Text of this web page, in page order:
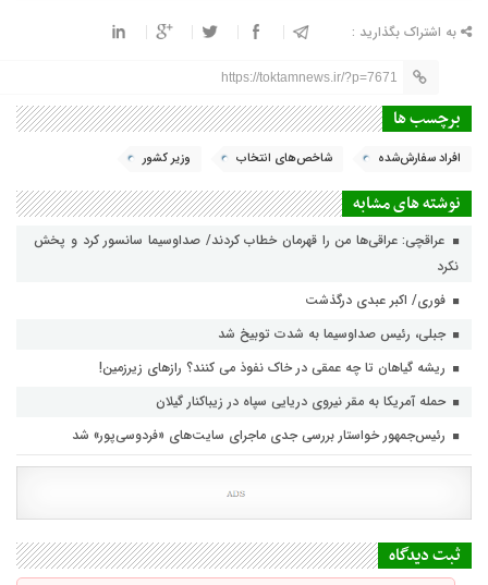
به اشتراک بگذارید :
https://toktamnews.ir/?p=7671
برچسب ها
افراد سفارش‌شده شاخص‌های انتخاب وزیر کشور
نوشته های مشابه
عراقچی: عراقی‌ها من را قهرمان خطاب کردند/ صداوسیما سانسور کرد و پخش
نکرد
فوری/ اکبر عبدی درگذشت
جبلی، رئیس صداوسیما به شدت توبیخ شد
ریشه گیاهان تا چه عمقی در خاک نفوذ می کنند؟ رازهای زیرزمین!
حمله آمریکا به مقر نیروی دریایی سپاه در زیباکنار گیلان
رئیس‌جمهور خواستار بررسی جدی ماجرای سایت‌های «فردوسی‌پور» شد
ثبت دیدگاه